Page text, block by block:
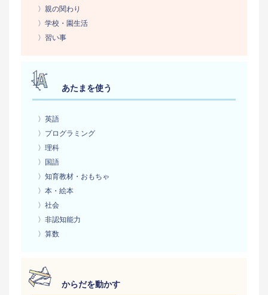
〉親の関わり
〉学校・園生活
〉習い事
あたまを使う
〉英語
〉プログラミング
〉理科
〉国語
〉知育教材・おもちゃ
〉本・絵本
〉社会
〉非認知能力
〉算数
からだを動かす